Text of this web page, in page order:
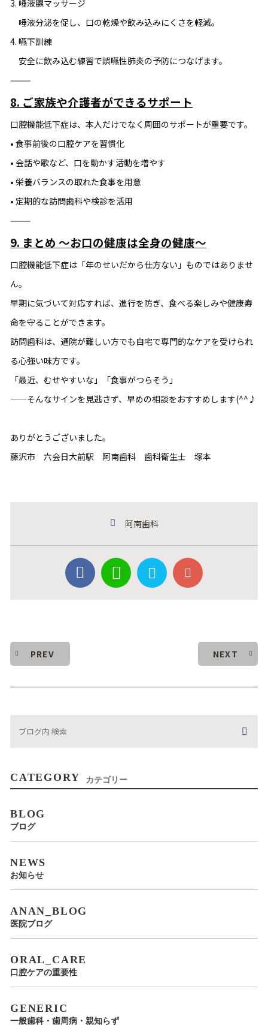
3. 唾液腺マッサージ
唾液分泌を促し、口の乾燥や飲み込みにくさを軽減。
4. 嚥下訓練
安全に飲み込む練習で誤嚥性肺炎の予防につなげます。
⸻
8. ご家族や介護者ができるサポート
口腔機能低下症は、本人だけでなく周囲のサポートが重要です。
• 食事前後の口腔ケアを習慣化
• 会話や歌など、口を動かす活動を増やす
• 栄養バランスの取れた食事を用意
• 定期的な訪問歯科や検診を活用
⸻
9. まとめ 〜お口の健康は全身の健康〜
口腔機能低下症は「年のせいだから仕方ない」ものではありませ
ん。
早期に気づいて対応すれば、進行を防ぎ、食べる楽しみや健康寿
命を守ることができます。
訪問歯科は、通院が難しい方でも自宅で専門的なケアを受けられ
る心強い味方です。
「最近、むせやすいな」「食事がつらそう」
——そんなサインを見逃さず、早めの相談をおすすめします(^^♪
ありがとうございました。
藤沢市 六会日大前駅 阿南歯科 歯科衛生士 塚本
阿南歯科
PREV NEXT
CATEGORY カテゴリー
BLOG
ブログ
NEWS
お知らせ
ANAN_BLOG
医院ブログ
ORAL_CARE
口腔ケアの重要性
GENERIC
一般歯科・歯周病・親知らず